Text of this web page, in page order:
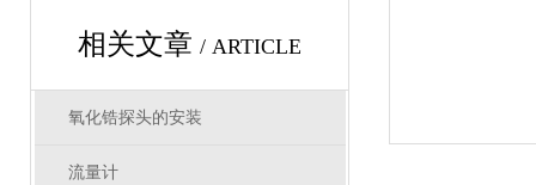
相关文章 / ARTICLE
氧化锆探头的安装
流量计